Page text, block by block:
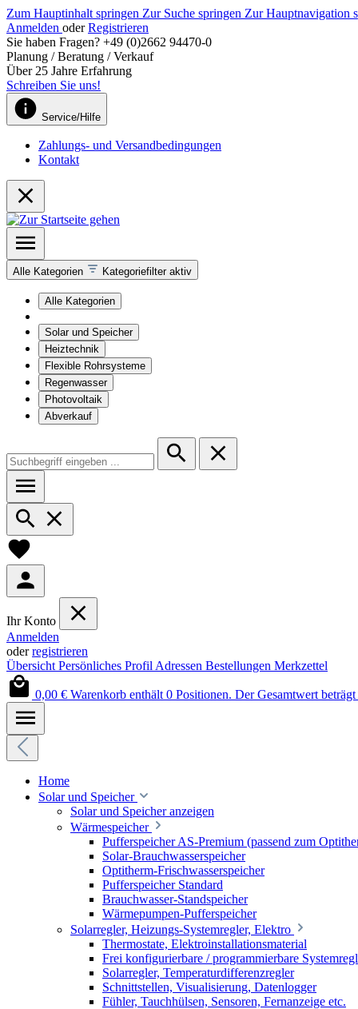
Zum Hauptinhalt springen Zur Suche springen Zur Hauptnavigation
Anmelden oder Registrieren
Sie haben Fragen? +49 (0)2662 94470-0
Planung / Beratung / Verkauf
Über 25 Jahre Erfahrung
Schreiben Sie uns!
Service/Hilfe
Zahlungs- und Versandbedingungen
Kontakt
Alle Kategorien Kategoriefilter aktiv
Alle Kategorien
Solar und Speicher
Heiztechnik
Flexible Rohrsysteme
Regenwasser
Photovoltaik
Abverkauf
Ihr Konto
Anmelden
oderregistrieren
Übersicht Persönliches Profil Adressen Bestellungen Merkzettel
0,00 € Warenkorb enthält 0 Positionen. Der Gesamtwert
Home
Solar und Speicher
Solar und Speicher anzeigen
Wärmespeicher
Pufferspeicher AS-Premium (passend zum
Solar-Brauchwasserspeicher
Optitherm-Frischwasserspeicher
Pufferspeicher Standard
Brauchwasser-Standspeicher
Wärmepumpen-Pufferspeicher
Solarregler, Heizungs-Systemregler, Elektro
Thermostate, Elektroinstallationsmaterial
Frei konfigurierbare / programmierbare
Solarregler, Temperaturdifferenzregler
Schnittstellen, Visualisierung, Datenlogger
Fühler, Tauchhülsen, Sensoren, Fernanzeige etc.